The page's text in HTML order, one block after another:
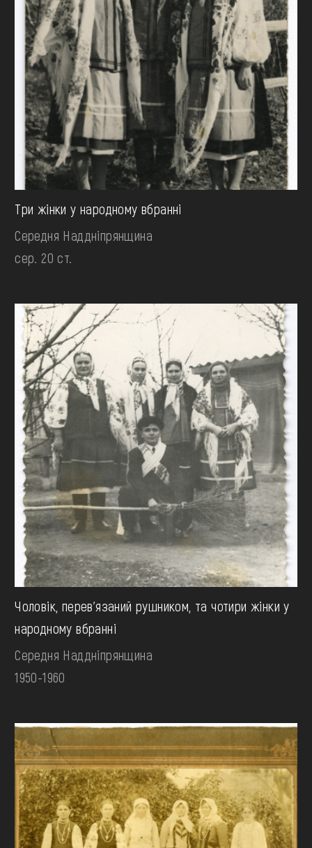
Три жінки у народному вбранні
Середня Наддніпрянщина
сер. 20 ст.
Чоловік, перев'язаний рушником, та чотири жінки у
народному вбранні
Середня Наддніпрянщина
1950-1960